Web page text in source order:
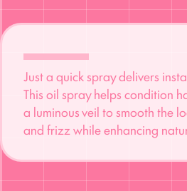
Just a quick spray delivers
This oil spray helps condition
a luminous veil to smooth the
and frizz while enhancing